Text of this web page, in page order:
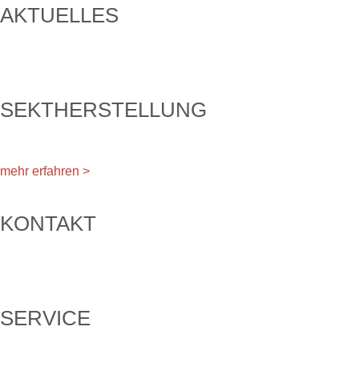
AKTUELLES
SEKTHERSTELLUNG
mehr erfahren >
KONTAKT
SERVICE